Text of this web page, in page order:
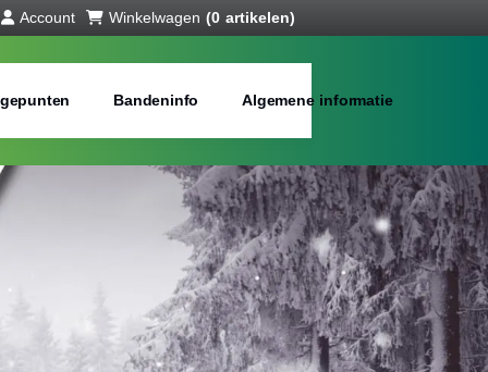
Account Winkelwagen (0 artikelen)
Bandeninfo Algemene informatie
season banden
jou in de buurt
Merken: